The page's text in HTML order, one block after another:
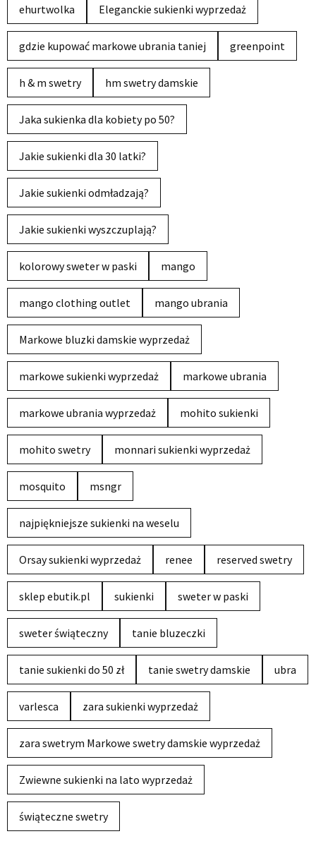
ehurtwolka Eleganckie sukienki wyprzedaż
gdzie kupować markowe ubrania taniej greenpoint
h & m swetry hm swetry damskie
Jaka sukienka dla kobiety po 50?
Jakie sukienki dla 30 latki?
Jakie sukienki odmładzają?
Jakie sukienki wyszczuplają?
kolorowy sweter w paski mango
mango clothing outlet mango ubrania
Markowe bluzki damskie wyprzedaż
markowe sukienki wyprzedaż markowe ubrania
markowe ubrania wyprzedaż mohito sukienki
mohito swetry monnari sukienki wyprzedaż
mosquito msngr
najpiękniejsze sukienki na weselu
Orsay sukienki wyprzedaż renee reserved swetry
sklep ebutik.pl sukienki sweter w paski
sweter świąteczny tanie bluzeczki
tanie sukienki do 50 zł tanie swetry damskie ubra
varlesca zara sukienki wyprzedaż
zara swetrym Markowe swetry damskie wyprzedaż
Zwiewne sukienki na lato wyprzedaż
świąteczne swetry